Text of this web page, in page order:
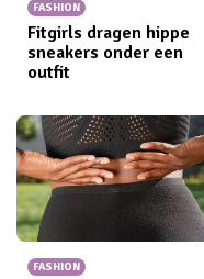
FASHION
Fitgirls dragen hippe
sneakers onder een
outfit
FASHION